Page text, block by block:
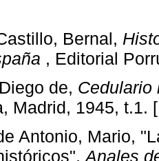
Bernal,
, Editorial
de, Cedulario
Madrid, 1945, t.1.
Antonio, Mario,
Anales